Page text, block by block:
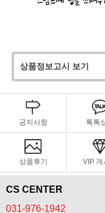
상품정보고시 보기
공지사항 톡톡
상품후기 VIP 게
CS CENTER
031-976-1942